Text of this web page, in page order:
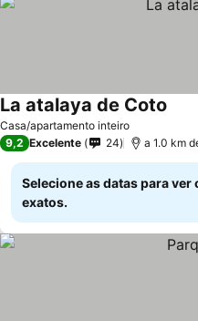
Casa/apartamento inteiro
La atalaya de Coto
9,2 Excelente 24 a 1.0 km
Selecione as datas para ver
exatos.